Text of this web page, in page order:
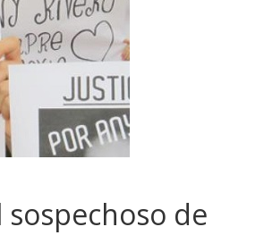
de